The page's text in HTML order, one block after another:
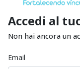
Accedi al
Non hai ancora un
Email